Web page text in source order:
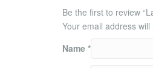
Be the first to review
Your email address
Name *